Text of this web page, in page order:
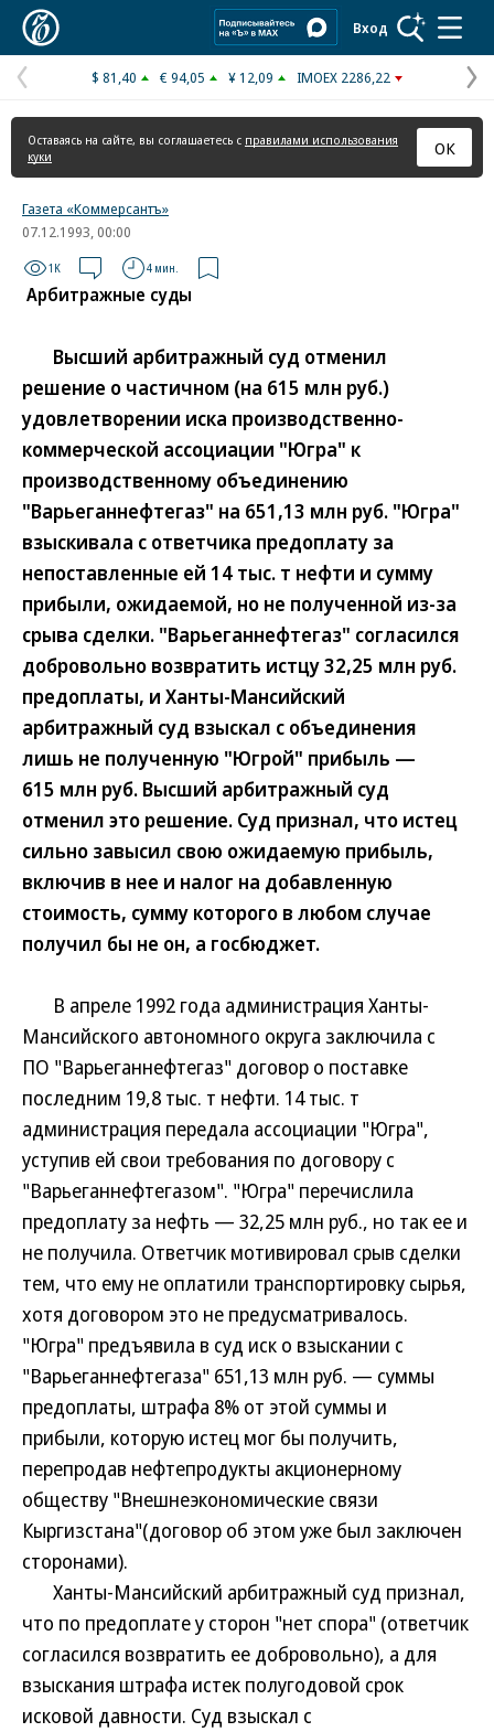
Вход
Предыдущая
страница
$ 81,40 € 94,05 ¥ 12,09 IMOEX 2286,22
Оставаясь на сайте, вы соглашаетесь с правилами использования
куки
ОК
Газета «Коммерсантъ»
07.12.1993, 00:00
1K 4 мин.
Арбитражные суды
Высший арбитражный суд отменил
решение о частичном (на 615 млн руб.)
удовлетворении иска производственно-
коммерческой ассоциации "Югра" к
производственному объединению
"Варьеганнефтегаз" на 651,13 млн руб. "Югра"
взыскивала с ответчика предоплату за
непоставленные ей 14 тыс. т нефти и сумму
прибыли, ожидаемой, но не полученной из-за
срыва сделки. "Варьеганнефтегаз" согласился
добровольно возвратить истцу 32,25 млн руб.
предоплаты, и Ханты-Мансийский
арбитражный суд взыскал с объединения
лишь не полученную "Югрой" прибыль —
615 млн руб. Высший арбитражный суд
отменил это решение. Суд признал, что истец
сильно завысил свою ожидаемую прибыль,
включив в нее и налог на добавленную
стоимость, сумму которого в любом случае
получил бы не он, а госбюджет.
В апреле 1992 года администрация Ханты-
Мансийского автономного округа заключила с
ПО "Варьеганнефтегаз" договор о поставке
последним 19,8 тыс. т нефти. 14 тыс. т
администрация передала ассоциации "Югра",
уступив ей свои требования по договору с
"Варьеганнефтегазом". "Югра" перечислила
предоплату за нефть — 32,25 млн руб., но так ее и
не получила. Ответчик мотивировал срыв сделки
тем, что ему не оплатили транспортировку сырья,
хотя договором это не предусматривалось.
"Югра" предъявила в суд иск о взыскании с
"Варьеганнефтегаза" 651,13 млн руб. — суммы
предоплаты, штрафа 8% от этой суммы и
прибыли, которую истец мог бы получить,
перепродав нефтепродукты акционерному
обществу "Внешнеэкономические связи
Кыргизстана"(договор об этом уже был заключен
сторонами).
Ханты-Мансийский арбитражный суд признал,
что по предоплате у сторон "нет спора" (ответчик
согласился возвратить ее добровольно), а для
взыскания штрафа истек полугодовой срок
исковой давности. Суд взыскал с